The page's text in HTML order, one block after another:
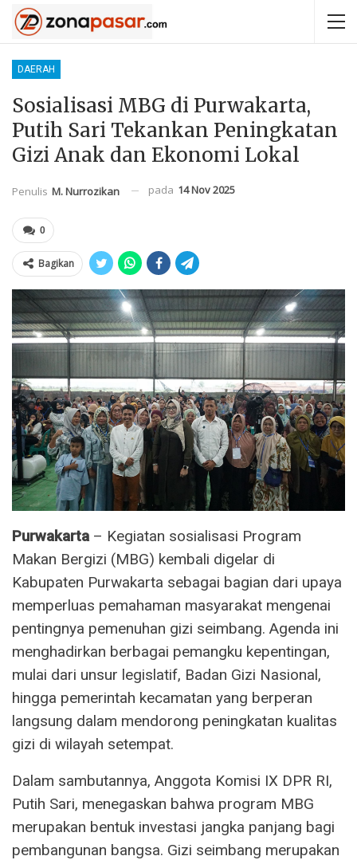
DAERAH
Sosialisasi MBG di Purwakarta,
Putih Sari Tekankan Peningkatan
Gizi Anak dan Ekonomi Lokal
Penulis M. Nurrozikan pada 14 Nov 2025
0
Bagikan
Purwakarta– Kegiatan sosialisasi Program
Makan Bergizi (MBG) kembali digelar di
Kabupaten Purwakarta sebagai bagian dari upaya
memperluas pemahaman masyarakat mengenai
pentingnya pemenuhan gizi seimbang. Agenda ini
menghadirkan berbagai pemangku kepentingan,
mulai dari unsur legislatif, Badan Gizi Nasional,
hingga pemerintah kecamatan yang berperan
langsung dalam mendorong peningkatan kualitas
gizi di wilayah setempat.
Dalam sambutannya, Anggota Komisi IX DPR RI,
Putih Sari, menegaskan bahwa program MBG
merupakan bentuk investasi jangka panjang bagi
pembangunan bangsa. Gizi seimbang merupakan